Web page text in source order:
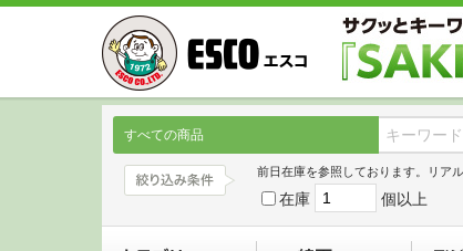
すべての商品
前日在庫を参照しております。リア
在庫 個以上